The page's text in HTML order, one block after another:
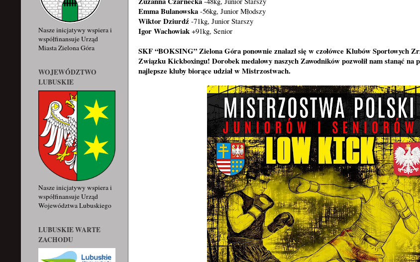
Emma Bulanowska -56kg, Junior Młodszy
Wiktor Dziurdź -71kg, Junior Starszy
Igor Wachowiak +91kg, Senior
SKF “BOKSING” Zielona Góra ponownie znalazł się w czołówce Klubów Sportowych
Związku Kickboxingu! Dorobek medalowy naszych Zawodników pozwolił nam stanąć na
najlepsze kluby biorące udział w Mistrzostwach.
Nasze inicjatywy wspiera i
współfinansuje Urząd
Miasta Zielona Góra
WOJEWÓDZTWO
LUBUSKIE
Nasze inicjatywy wspiera i
współfinansuje Urząd
Województwa Lubuskiego
LUBUSKIE WARTE
ZACHODU